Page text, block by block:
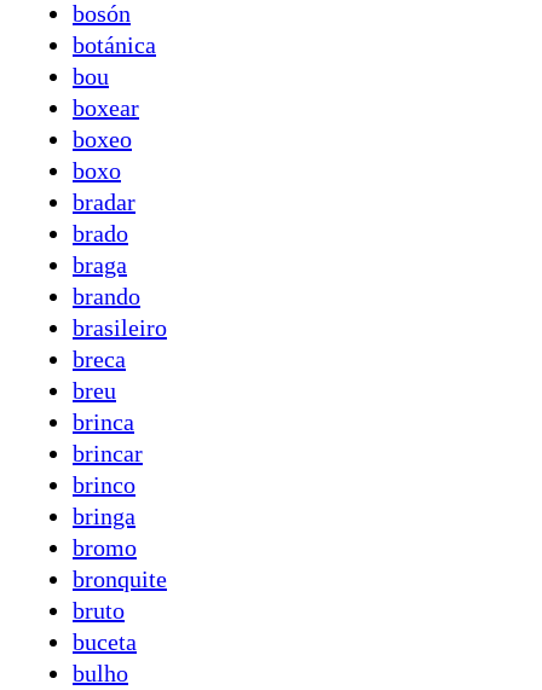
bosón
botánica
bou
boxear
boxeo
boxo
bradar
brado
braga
brando
brasileiro
breca
breu
brinca
brincar
brinco
bringa
bromo
bronquite
bruto
buceta
bulho